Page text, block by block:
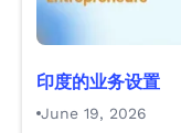
印度的业务设置
June 19, 2026